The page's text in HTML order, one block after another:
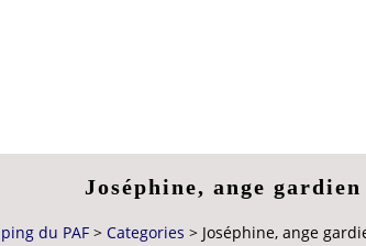
Joséphine, ange
du PAF > Categories > Joséphine, ange